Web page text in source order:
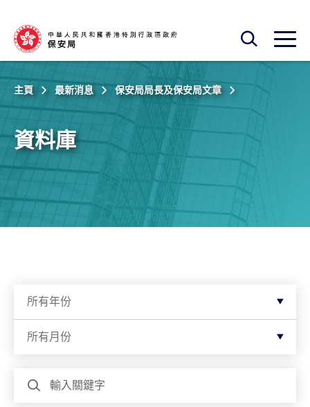
開啟搜尋框
開啟
主頁 最新消息 保安局局長及保安局文章
資料庫
所有年份
所有月份